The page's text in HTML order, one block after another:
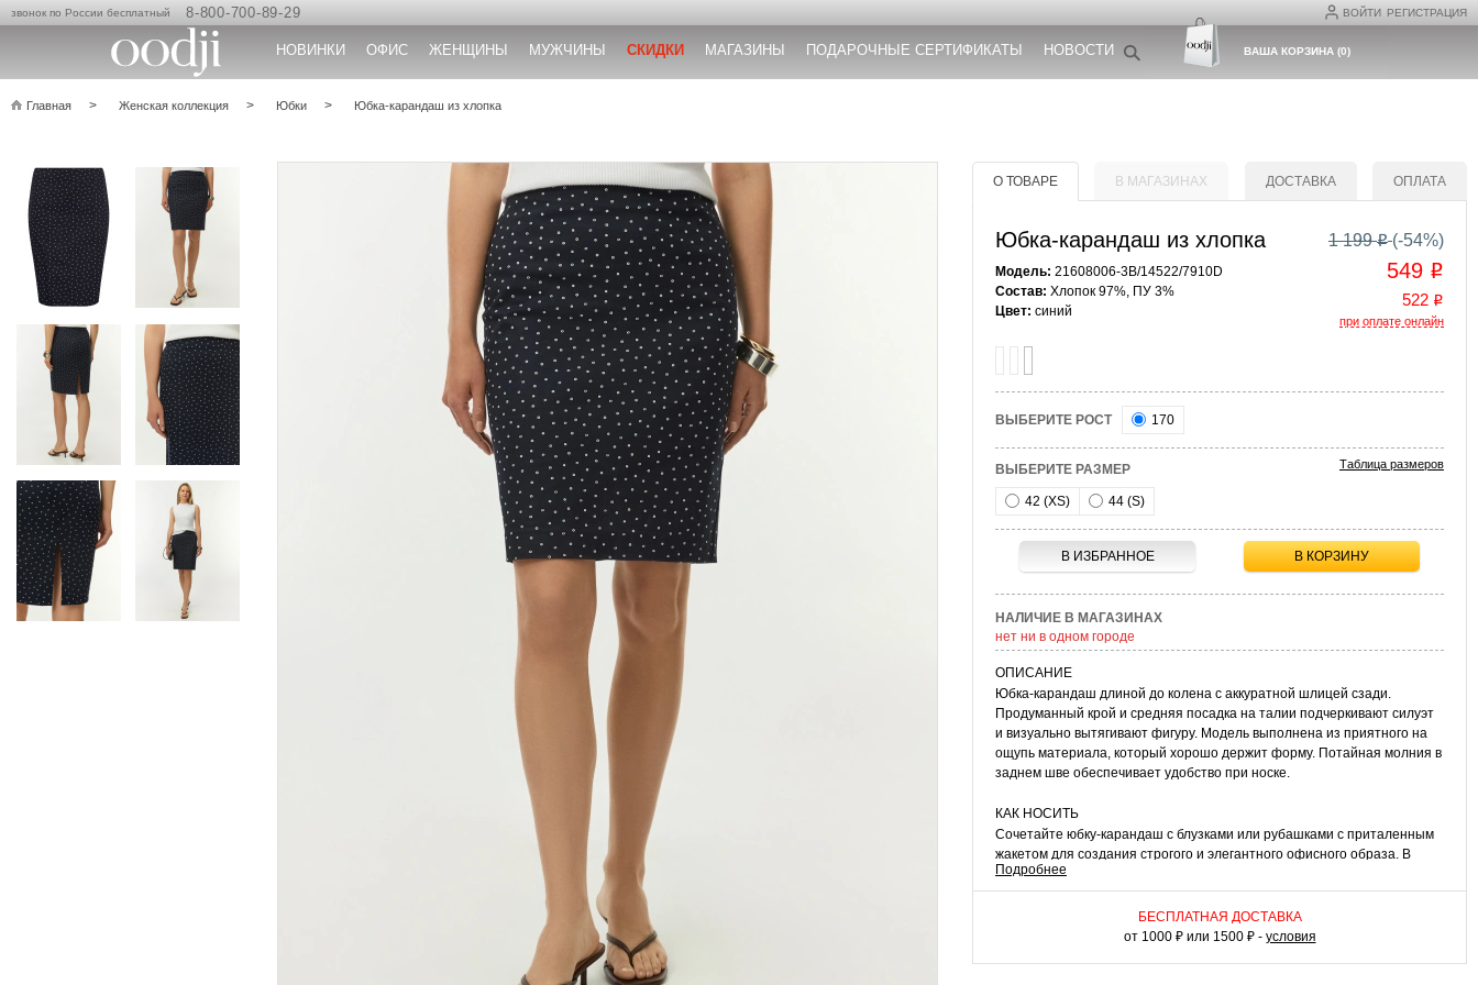
ВОЙТИ РЕГИСТРАЦИЯ
звонок по России бесплатный 8-800-700-89-29
НОВИНКИ ОФИС ЖЕНЩИНЫ МУЖЧИНЫ СКИДКИ МАГАЗИНЫ ПОДАРОЧНЫЕ СЕРТИФИКАТЫ НОВОСТИ ВАША КОРЗИНА(0)
Главная Женская коллекция Юбки Юбка-карандаш из хлопка
О ТОВАРЕ В МАГАЗИНАХ ДОСТАВКА ОПЛАТА
Юбка-карандаш из хлопка
Модель: 21608006-3B/14522/7910D
Состав: Хлопок 97%, ПУ 3%
Цвет: синий
1 199o (-54%)
549 o
522 o
при оплате онлайн
ВЫБЕРИТЕ РОСТ 170
ВЫБЕРИТЕ РАЗМЕР Таблица размеров
42 (XS) 44 (S)
В ИЗБРАННОЕ В КОРЗИНУ
НАЛИЧИЕ В МАГАЗИНАХ
нет ни в одном городе
ОПИСАНИЕ
Юбка-карандаш длиной до колена с аккуратной шлицей сзади.
Продуманный крой и средняя посадка на талии подчеркивают силуэт
и визуально вытягивают фигуру. Модель выполнена из приятного на
ощупь материала, который хорошо держит форму. Потайная молния в
заднем шве обеспечивает удобство при носке.
КАК НОСИТЬ
Сочетайте юбку-карандаш с блузками или рубашками с приталенным
жакетом для создания строгого и элегантного офисного образа. В
повседневных вариантах комбинируйте ее с базовым джемпером,
футболкой или водолазкой. Универсальная юбка, подходящая для
Подробнее
БЕСПЛАТНАЯ ДОСТАВКА
от 1000 ₽ или 1500 ₽ - условия